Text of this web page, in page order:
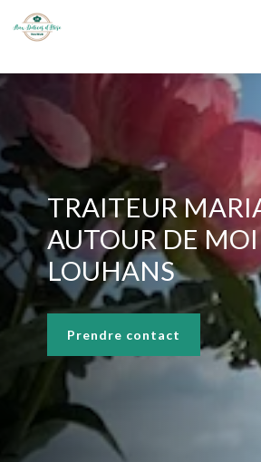
TRAITEUR
AUTOUR DE MOI
LOUHANS
Prendre contact